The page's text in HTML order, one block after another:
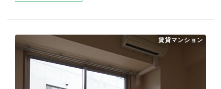
賃貸マンション